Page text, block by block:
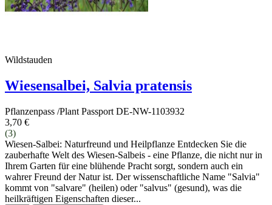
Wildstauden
Wiesensalbei, Salvia pratensis
Pflanzenpass /Plant Passport DE-NW-1103932
3,70 €
(3)
Wiesen-Salbei: Naturfreund und Heilpflanze Entdecken Sie die
zauberhafte Welt des Wiesen-Salbeis - eine Pflanze, die nicht nur in
Ihrem Garten für eine blühende Pracht sorgt, sondern auch ein
wahrer Freund der Natur ist. Der wissenschaftliche Name "Salvia"
kommt von "salvare" (heilen) oder "salvus" (gesund), was die
heilkräftigen Eigenschaften dieser...